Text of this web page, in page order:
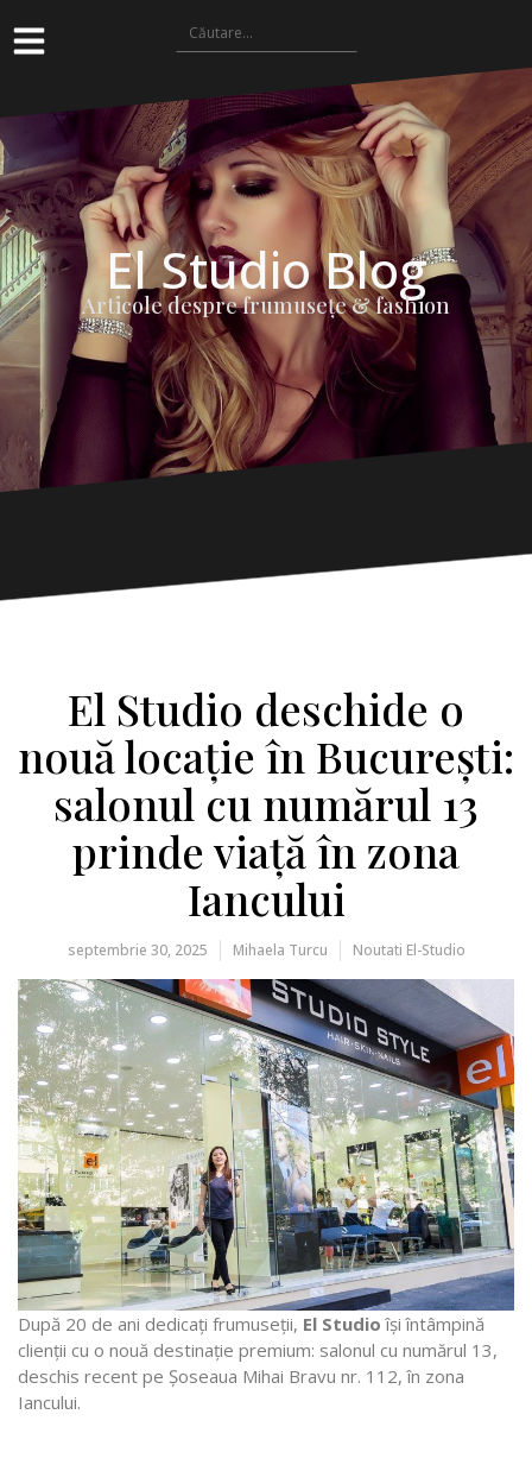
El Studio Blog
Articole despre frumuseţe & fashion
El Studio deschide o
nouă locație în București:
salonul cu numărul 13
prinde viață în zona
Iancului
septembrie 30, 2025 Mihaela Turcu Noutati El-Studio
După 20 de ani dedicați frumuseții, El Studio își întâmpină
clienții cu o nouă destinație premium: salonul cu numărul 13,
deschis recent pe Șoseaua Mihai Bravu nr. 112, în zona
Iancului.